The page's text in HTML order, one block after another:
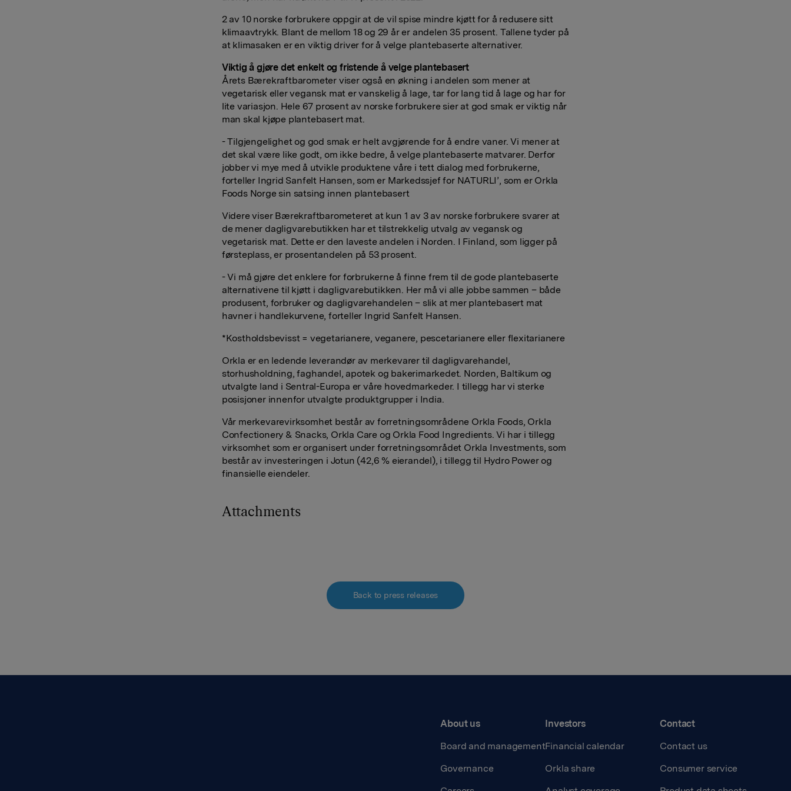
2 av 10 norske forbrukere oppgir at de vil spise mindre kjøtt for å redusere sitt
klimaavtrykk. Blant de mellom 18 og 29 år er andelen 35 prosent. Tallene tyder på
at klimasaken er en viktig driver for å velge plantebaserte alternativer.
Viktig å gjøre det enkelt og fristende å velge plantebasert
Årets Bærekraftbarometer viser også en økning i andelen som mener at
vegetarisk eller vegansk mat er vanskelig å lage, tar for lang tid å lage og har for
lite variasjon. Hele 67 prosent av norske forbrukere sier at god smak er viktig når
man skal kjøpe plantebasert mat.
- Tilgjengelighet og god smak er helt avgjørende for å endre vaner. Vi mener at
det skal være like godt, om ikke bedre, å velge plantebaserte matvarer. Derfor
jobber vi mye med å utvikle produktene våre i tett dialog med forbrukerne,
forteller Ingrid Sanfelt Hansen, som er Markedssjef for NATURLI’, som er Orkla
Foods Norge sin satsing innen plantebasert
Videre viser Bærekraftbarometeret at kun 1 av 3 av norske forbrukere svarer at
de mener dagligvarebutikken har et tilstrekkelig utvalg av vegansk og
vegetarisk mat. Dette er den laveste andelen i Norden. I Finland, som ligger på
førsteplass, er prosentandelen på 53 prosent.
- Vi må gjøre det enklere for forbrukerne å finne frem til de gode plantebaserte
alternativene til kjøtt i dagligvarebutikken. Her må vi alle jobbe sammen – både
produsent, forbruker og dagligvarehandelen – slik at mer plantebasert mat
havner i handlekurvene, forteller Ingrid Sanfelt Hansen.
*Kostholdsbevisst = vegetarianere, veganere, pescetarianere eller flexitarianere
Orkla er en ledende leverandør av merkevarer til dagligvarehandel,
storhusholdning, faghandel, apotek og bakerimarkedet. Norden, Baltikum og
utvalgte land i Sentral-Europa er våre hovedmarkeder. I tillegg har vi sterke
posisjoner innenfor utvalgte produktgrupper i India.
Vår merkevarevirksomhet består av forretningsområdene Orkla Foods, Orkla
Confectionery & Snacks, Orkla Care og Orkla Food Ingredients. Vi har i tillegg
virksomhet som er organisert under forretningsområdet Orkla Investments, som
består av investeringen i Jotun (42,6 % eierandel), i tillegg til Hydro Power og
finansielle eiendeler.
Attachments
Back to press releases
About us
Board and management
Governance
Investors
Financial calendar
Orkla share
Contact
Contact us
Consumer service